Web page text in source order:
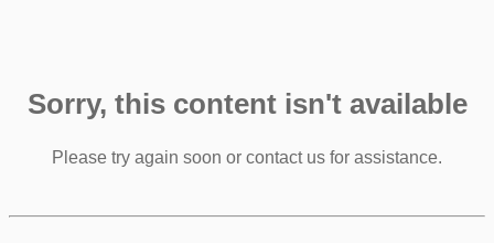
Sorry, this content isn't available
Please try again soon or contact us for assistance.